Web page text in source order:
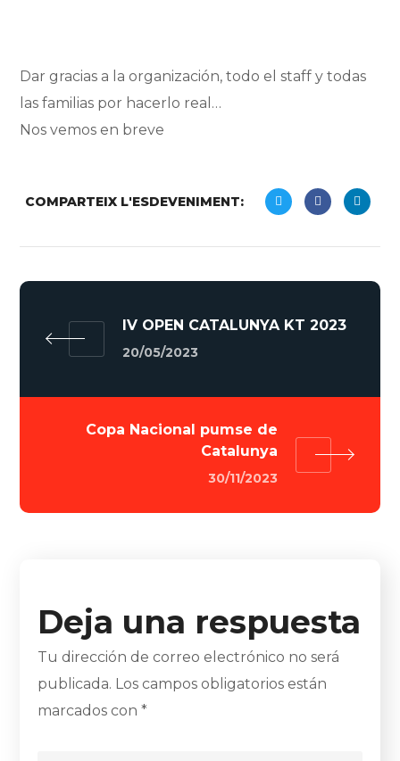
Dar gracias a la organización, todo el staff y todas
las familias por hacerlo real…
Nos vemos en breve
COMPARTEIX L'ESDEVENIMENT:
IV OPEN CATALUNYA KT 2023
20/05/2023
Copa Nacional pumse de
Catalunya
30/11/2023
Deja una respuesta
Tu dirección de correo electrónico no será
publicada. Los campos obligatorios están
marcados con*